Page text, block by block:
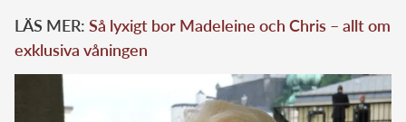
LÄS MER: Så lyxigt bor Madeleine och Chris – allt om
exklusiva våningen